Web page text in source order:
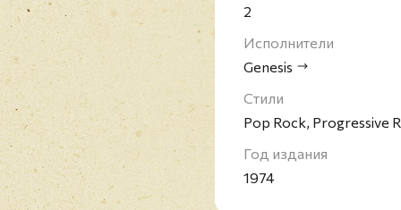
года Коллинз,
2
Исполнители
Genesis
Стили
Pop Rock, Progressive
Год издания
1974